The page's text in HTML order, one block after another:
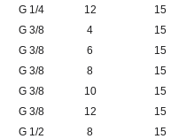
G 1/4
12 15
G 3/8
4 15
G 3/8
6 15
G 3/8
8 15
G 3/8
10 15
G 3/8
12 15
G 1/2
8 15